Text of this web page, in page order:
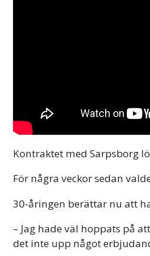
Kontraktet med Sarpsborg
För några veckor sedan
30-åringen berättar nu att
– Jag hade väl hoppats på
det inte upp något